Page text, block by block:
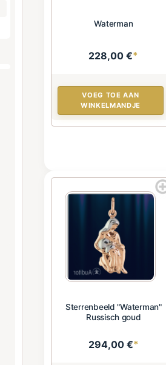
Waterman
228,00 €*
VOEG TOE AAN
WINKELMANDJE
Sterrenbeeld "Waterman"
Russisch goud
294,00 €*